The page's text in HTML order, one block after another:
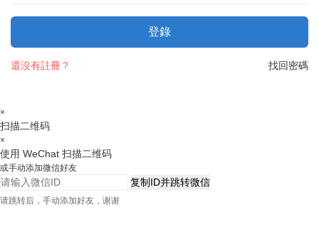
登錄
找回密碼
還沒有註冊？
×
扫描二维码
×
使用 WeChat 扫描二维码
或手动添加微信好友
复制ID并跳转微信
请跳转后，手动添加好友，谢谢